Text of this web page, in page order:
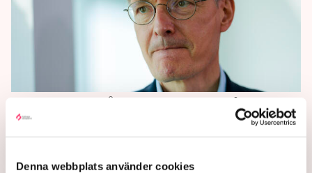
Denna webbplats använder cookies
Sommarvåg av corona i
Tyskland och Danmark
I Danmark fortsätter ökningen av antalet smittade av